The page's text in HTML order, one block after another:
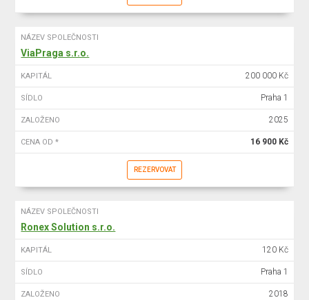
NÁZEV SPOLEČNOSTI
ViaPraga s.r.o.
KAPITÁL 200 000 Kč
SÍDLO Praha 1
ZALOŽENO 2025
CENA OD * 16 900 Kč
REZERVOVAT
NÁZEV SPOLEČNOSTI
Ronex Solution s.r.o.
KAPITÁL 120 Kč
SÍDLO Praha 1
ZALOŽENO 2018